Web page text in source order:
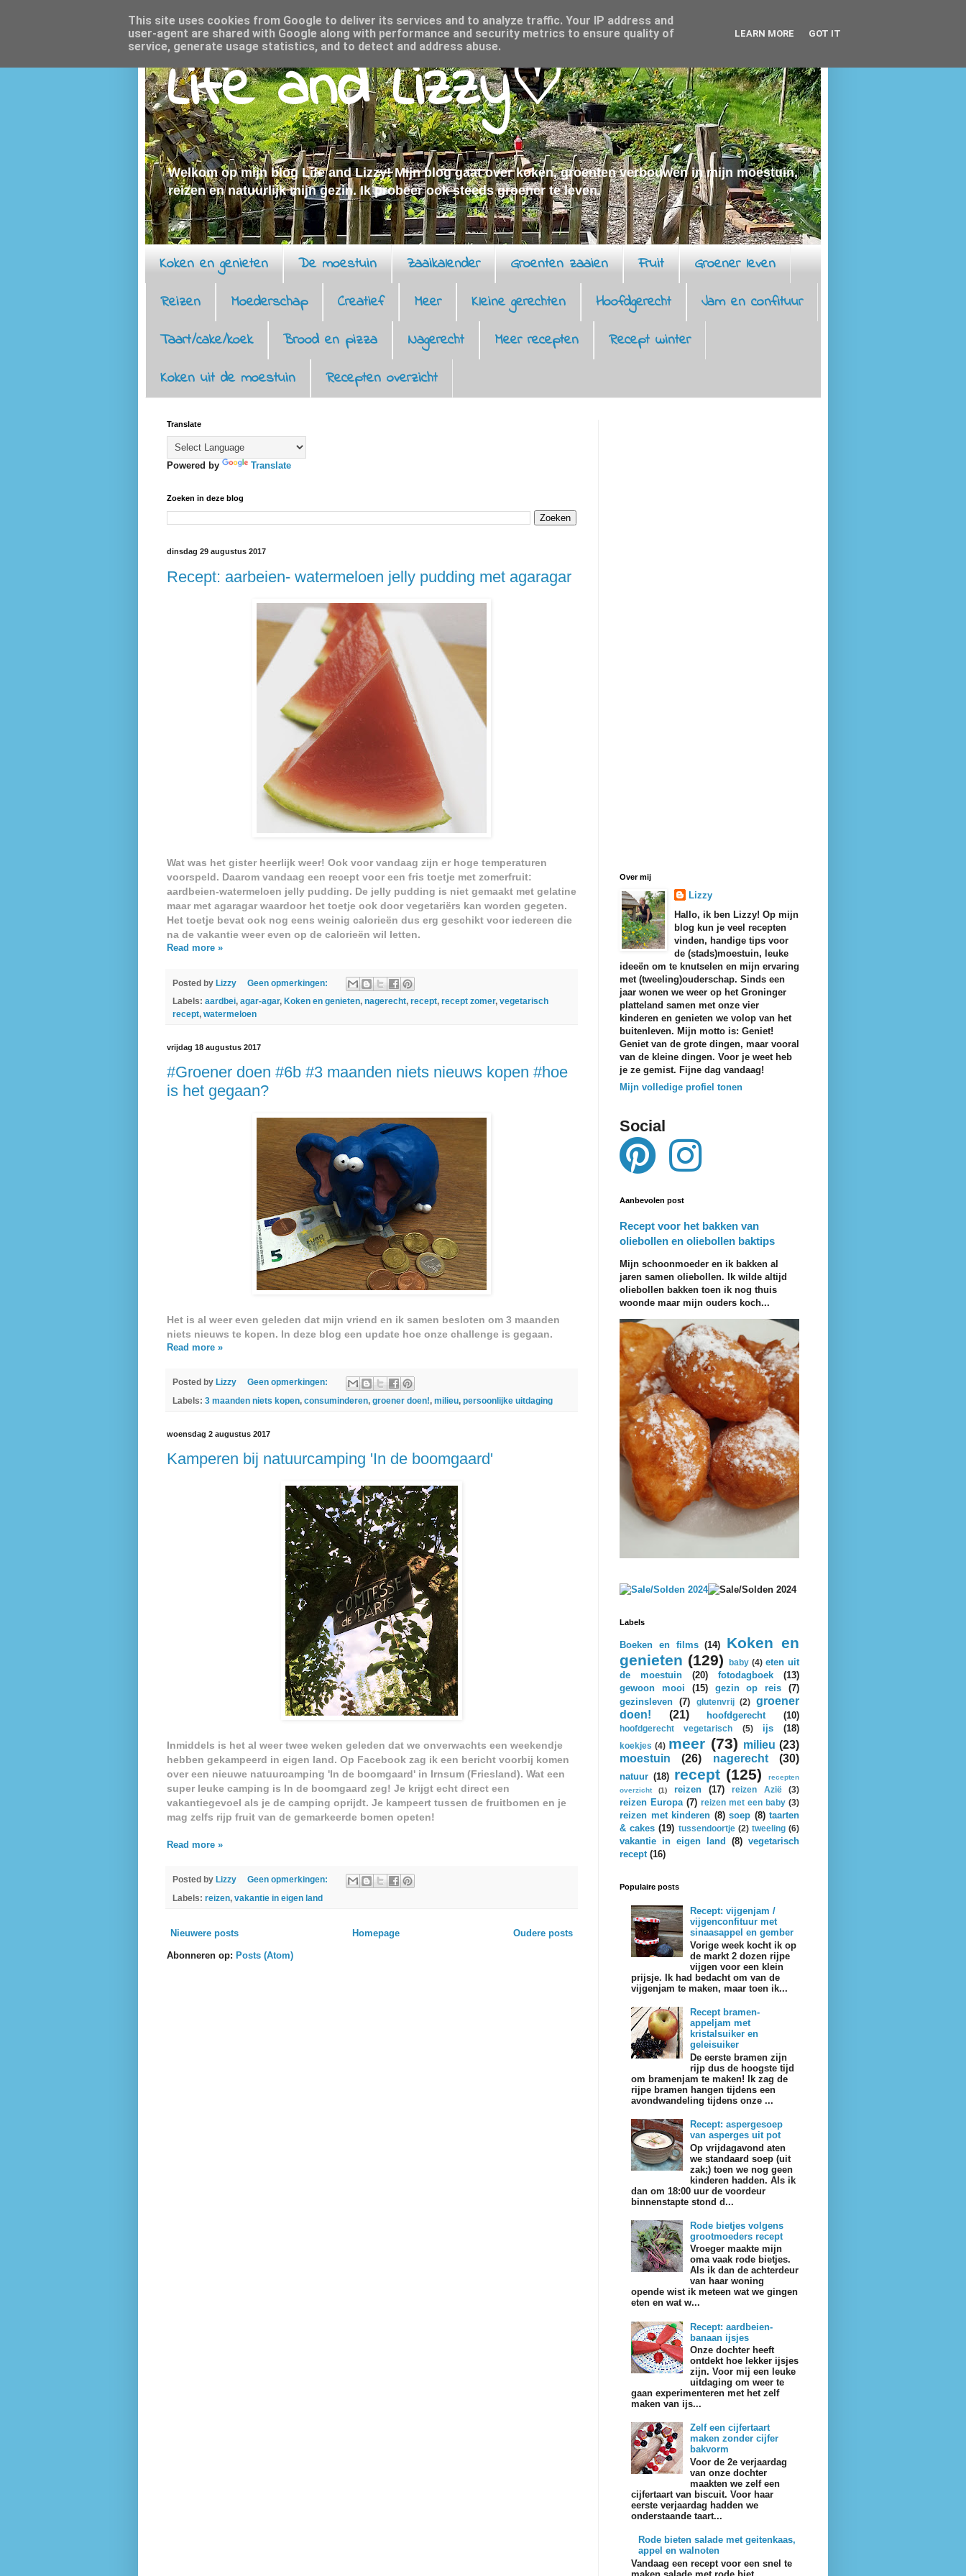
Life and Lizzy♡
Welkom op mijn blog Life and Lizzy! Mijn blog gaat over koken, groenten verbouwen in mijn moestuin,
reizen en natuurlijk mijn gezin. Ik probeer ook steeds groener te leven.
Koken en genieten De moestuin Zaaikalender Groenten zaaien Fruit
Groener leven
Reizen
Moederschap Creatief Meer Kleine gerechten Hoofdgerecht
Jam en confituur
Taart/cake/koek
Brood en pizza Nagerecht Meer recepten
Recept winter
Koken uit de moestuin
Recepten overzicht
Translate
Powered by Translate
Zoeken in deze blog
dinsdag 29 augustus 2017
Recept: aarbeien- watermeloen jelly pudding met agaragar
Wat was het gister heerlijk weer! Ook voor vandaag zijn er hoge temperaturen
voorspeld. Daarom vandaag een recept voor een fris toetje met zomerfruit:
aardbeien-watermeloen jelly pudding. De jelly pudding is niet gemaakt met gelatine
maar met agaragar waardoor het toetje ook door vegetariërs kan worden gegeten.
Het toetje bevat ook nog eens weinig calorieën dus erg geschikt voor iedereen die
na de vakantie weer even op de calorieën wil letten.
Read more »
Posted by Lizzy
Geen opmerkingen:
Labels: aardbei, agar-agar, Koken en genieten, nagerecht, recept, recept zomer, vegetarisch
recept, watermeloen
vrijdag 18 augustus 2017
#Groener doen #6b #3 maanden niets nieuws kopen #hoe
is het gegaan?
Het is al weer even geleden dat mijn vriend en ik samen besloten om 3 maanden
niets nieuws te kopen. In deze blog een update hoe onze challenge is gegaan.
Read more »
Posted by Lizzy
Geen opmerkingen:
Labels: 3 maanden niets kopen, consuminderen, groener doen!, milieu, persoonlijke uitdaging
woensdag 2 augustus 2017
Kamperen bij natuurcamping 'In de boomgaard'
Inmiddels is het al weer twee weken geleden dat we onverwachts een weekendje
hebben gekampeerd in eigen land. Op Facebook zag ik een bericht voorbij komen
over een nieuwe natuurcamping 'In de boomgaard' in Irnsum (Friesland). Wat een
super leuke camping is In de boomgaard zeg! Je krijgt echt direct een
vakantiegevoel als je de camping oprijdt. Je kampeert tussen de fruitbomen en je
mag zelfs rijp fruit van de gemarkeerde bomen opeten!
Read more »
Posted by Lizzy
Geen opmerkingen:
Labels: reizen, vakantie in eigen land
Nieuwere posts Oudere posts
Homepage
Abonneren op: Posts (Atom)
Over mij
Lizzy
Hallo, ik ben Lizzy! Op mijn
blog kun je veel recepten
vinden, handige tips voor
de (stads)moestuin, leuke
ideeën om te knutselen en mijn ervaring
met (tweeling)ouderschap. Sinds een
jaar wonen we weer op het Groninger
platteland samen met onze vier
kinderen en genieten we volop van het
buitenleven. Mijn motto is: Geniet!
Geniet van de grote dingen, maar vooral
van de kleine dingen. Voor je weet heb
je ze gemist. Fijne dag vandaag!
Mijn volledige profiel tonen
Social
Aanbevolen post
Recept voor het bakken van
oliebollen en oliebollen baktips
Mijn schoonmoeder en ik bakken al
jaren samen oliebollen. Ik wilde altijd
oliebollen bakken toen ik nog thuis
woonde maar mijn ouders koch...
Labels
Boeken en films (14)
Koken en
genieten (129) baby (4) eten uit
de moestuin
(20) fotodagboek
(13)
gewoon mooi
(15) gezin op reis
(7)
gezinsleven (7) glutenvrij (2)
groener
doen!
(21) hoofdgerecht (10)
hoofdgerecht vegetarisch (5) ijs (18)
koekjes (4) meer (73) milieu (23)
moestuin
(26) nagerecht (30)
natuur (18) recept (125)
recepten
overzicht
(1) reizen (17) reizen Azië (3)
reizen Europa (7) reizen met een baby (3)
reizen met kinderen (8) soep (8) taarten
& cakes (19) tussendoortje (2) tweeling (6)
vakantie in eigen land (8) vegetarisch
recept (16)
Populaire posts
Recept: vijgenjam /
vijgenconfituur met
sinaasappel en gember
Vorige week kocht ik op
de markt 2 dozen rijpe
vijgen voor een klein
prijsje. Ik had bedacht om van de
vijgenjam te maken, maar toen ik...
Recept bramen-
appeljam met
kristalsuiker en
geleisuiker
De eerste bramen zijn
rijp dus de hoogste tijd
om bramenjam te maken! Ik zag de
rijpe bramen hangen tijdens een
avondwandeling tijdens onze ...
Recept: aspergesoep
van asperges uit pot
Op vrijdagavond aten
we standaard soep (uit
zak;) toen we nog geen
kinderen hadden. Als ik
dan om 18:00 uur de voordeur
binnenstapte stond d...
Rode bietjes volgens
grootmoeders recept
Vroeger maakte mijn
oma vaak rode bietjes.
Als ik dan de achterdeur
van haar woning
opende wist ik meteen wat we gingen
eten en wat w...
Recept: aardbeien-
banaan ijsjes
Onze dochter heeft
ontdekt hoe lekker ijsjes
zijn. Voor mij een leuke
uitdaging om weer te
gaan experimenteren met het zelf
maken van ijs...
Zelf een cijfertaart
maken zonder cijfer
bakvorm
Voor de 2e verjaardag
van onze dochter
maakten we zelf een
cijfertaart van biscuit. Voor haar
eerste verjaardag hadden we
onderstaande taart...
Rode bieten salade met geitenkaas,
appel en walnoten
Vandaag een recept voor een snel te
This site uses cookies from Google to deliver its services and to analyze traffic. Your IP address and
user-agent are shared with Google along with performance and security metrics to ensure quality of
service, generate usage statistics, and to detect and address abuse.
LEARN MORE GOT IT